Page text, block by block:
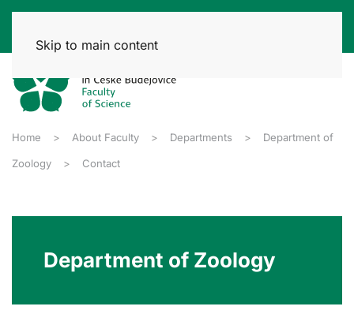
Skip to main content
Home About Faculty Departments Department of
Zoology Contact
Department of Zoology